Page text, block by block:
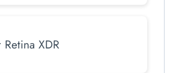
Retina XDR